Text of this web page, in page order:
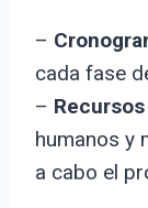
–
cada fase
–
humanos y
a cabo el